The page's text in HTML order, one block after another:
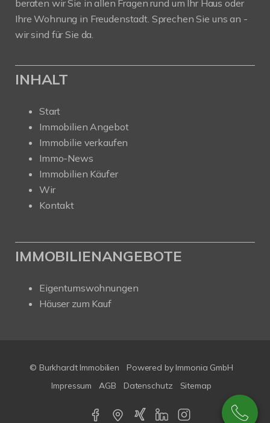
beraten wir Sie in allen Fragen rund um Ihr Haus oder
Ihre Wohnung in Freudenstadt. Sprechen Sie uns an -
wir sind für Sie da.
INHALT
Start
Immobilien Angebot
Immobilie verkaufen
Immo-News
Immobilien Käufer
Wir
Kontakt
IMMOBILIENANGEBOTE
Eigentumswohnungen
Häuser zum Kauf
© Burkhardt Immobilien
Powered by Immonia GmbH
Impressum
AGB Datenschutz Sitemap